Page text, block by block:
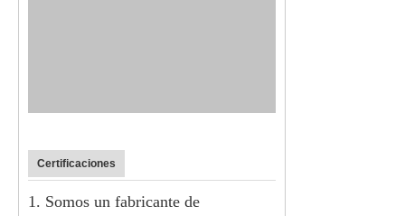
Certificaciones
1. Somos un fabricante de